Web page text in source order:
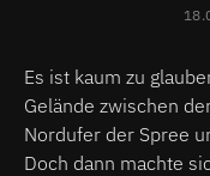
Es ist kaum zu
Gelände zwischen
Nordufer der Spree
Doch dann machte